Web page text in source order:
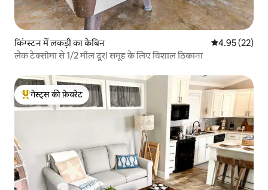
किंग्स्टन में लकड़ी का केबिन औसत रेटिंग 5 में
4.95 (22)
लेक टेक्सोमा से 1/2 मील दूर! समूह के लिए विशाल ठिकाना
गेस्ट्स का टॉप फ़ेवरेट
गेस्ट्स की फ़ेवरेट